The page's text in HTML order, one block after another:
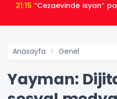
21:15 “Cezaevinde isyan”
Anasayfa Genel
Yayman: